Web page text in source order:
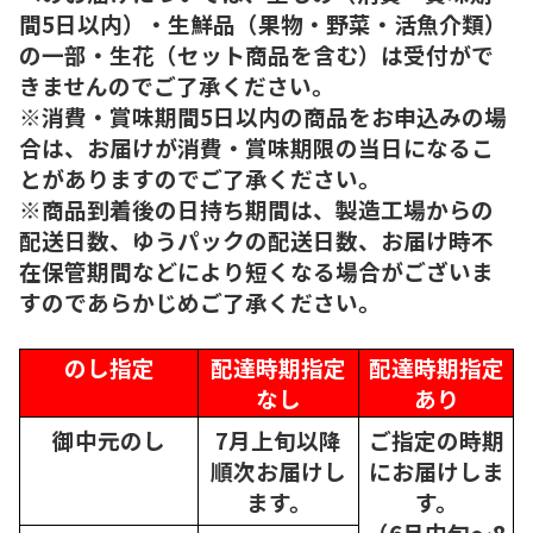
間5日以内）・生鮮品（果物・野菜・活魚介類）
の一部・生花（セット商品を含む）は受付がで
きませんのでご了承ください。
※消費・賞味期間5日以内の商品をお申込みの場
合は、お届けが消費・賞味期限の当日になるこ
とがありますのでご了承ください。
※商品到着後の日持ち期間は、製造工場からの
配送日数、ゆうパックの配送日数、お届け時不
在保管期間などにより短くなる場合がございま
すのであらかじめご了承ください。
のし指定
配達時期指定
なし
配達時期指定
あり
御中元のし
7月上旬以降
順次お届けし
ます。
ご指定の時期
にお届けしま
す。